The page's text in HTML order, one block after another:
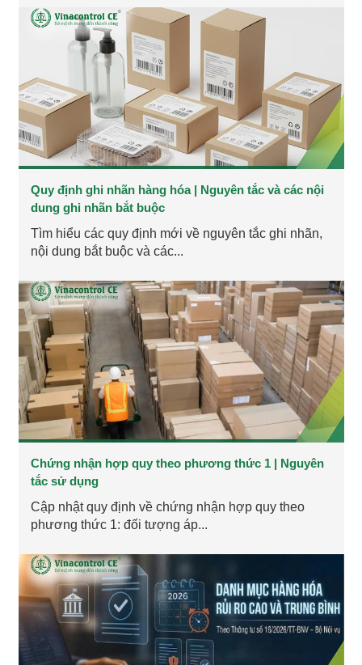
Quy định ghi nhãn hàng hóa | Nguyên tắc và các nội
dung ghi nhãn bắt buộc
Tìm hiểu các quy định mới về nguyên tắc ghi nhãn,
nội dung bắt buộc và các...
Chứng nhận hợp quy theo phương thức 1 | Nguyên
tắc sử dụng
Cập nhật quy định về chứng nhận hợp quy theo
phương thức 1: đối tượng áp...